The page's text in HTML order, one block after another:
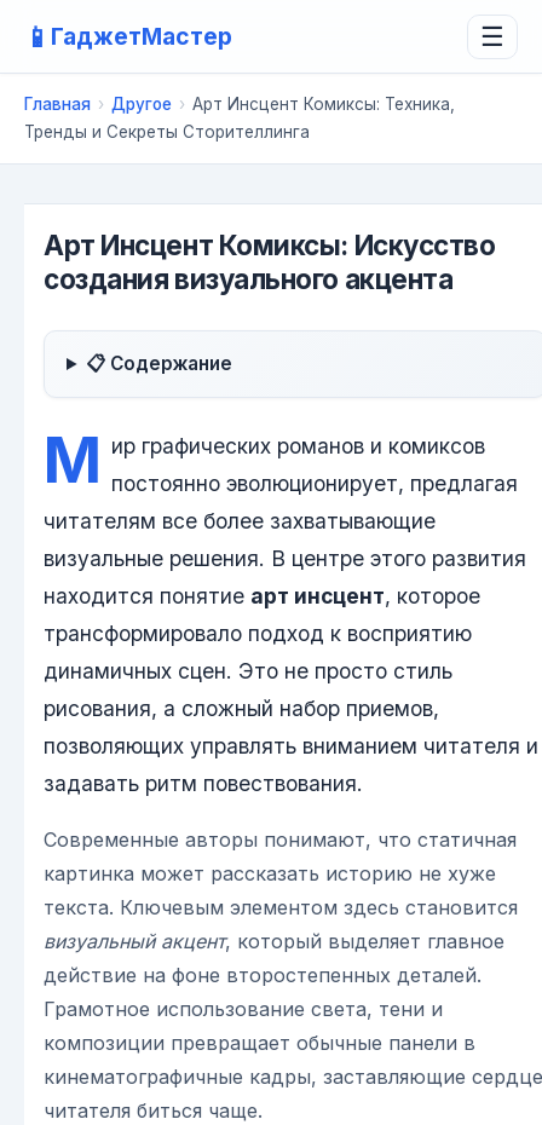
📱 ГаджетМастер ☰
Главная › Другое › Арт Инсцент Комиксы: Техника,
Тренды и Секреты Сторителлинга
Арт Инсцент Комиксы: Искусство
создания визуального акцента
📋 Содержание
М ир графических романов и комиксов
постоянно эволюционирует, предлагая
читателям все более захватывающие
визуальные решения. В центре этого развития
находится понятие арт инсцент, которое
трансформировало подход к восприятию
динамичных сцен. Это не просто стиль
рисования, а сложный набор приемов,
позволяющих управлять вниманием читателя и
задавать ритм повествования.
Современные авторы понимают, что статичная
картинка может рассказать историю не хуже
текста. Ключевым элементом здесь становится
визуальный акцент, который выделяет главное
действие на фоне второстепенных деталей.
Грамотное использование света, тени и
композиции превращает обычные панели в
кинематографичные кадры, заставляющие сердце
читателя биться чаще.